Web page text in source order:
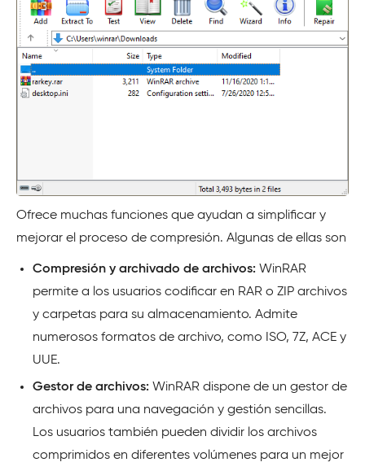
Ofrece muchas funciones que ayudan a simplificar y
mejorar el proceso de compresión. Algunas de ellas son
Compresión y archivado de archivos: WinRAR
permite a los usuarios codificar en RAR o ZIP archivos
y carpetas para su almacenamiento. Admite
numerosos formatos de archivo, como ISO, 7Z, ACE y
UUE.
Gestor de archivos: WinRAR dispone de un gestor de
archivos para una navegación y gestión sencillas.
Los usuarios también pueden dividir los archivos
comprimidos en diferentes volúmenes para un mejor